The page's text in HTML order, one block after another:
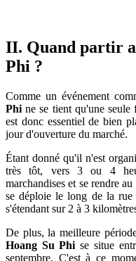
II. Quand partir
Phi ?
Comme un événement
Phi ne se tient qu'une
est donc essentiel de bien
jour d'ouverture du marché.
Étant donné qu'il n'est
très tôt, vers 3 ou 4
marchandises et se rendre
se déploie le long de la
s'étendant sur 2 à 3
De plus, la meilleure
Hoang Su Phi se situe
septembre. C'est à ce